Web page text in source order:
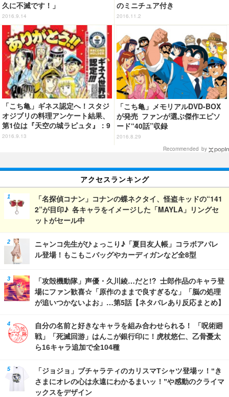
久に不滅です！」
2016.9.14
のミニチュア付き
2016.11.2
「こち亀」ギネス認定へ！スタジ
オジブリの料理アンケート結果、
第1位は『天空の城ラピュタ』：9
月12日記事まとめ
2016.9.13
「こち亀」メモリアルDVD-BOX
が発売 ファンが選ぶ傑作エピソ
ード“40話”収録
2016.8.29
Recommended by
アクセスランキング
「名探偵コナン」コナンの蝶ネクタイ、怪盗キッドの“141
2”が目印♪ 各キャラをイメージした「MAYLA」リングセ
ットがセール中
ニャンコ先生がひょっこり♪「夏目友人帳」コラボアパレ
ル登場！もこもこバッグやカーディガンなど全8型
「攻殻機動隊」声優・久川綾…だと!? 士郎作品のキャラ登
場にファン歓喜☆「原作のままで良すぎるな」「脳の処理
が追いつかないよお」…第5話【ネタバレあり反応まとめ】
自分の名前と好きなキャラを組み合わせられる！ 「呪術廻
戦」「死滅回游」はんこが銀行印に！虎杖悠仁、乙骨憂太
ら16キャラ追加で全104種
「ジョジョ」ブチャラティのカリスマTシャツ登場ッ！“き
さまにオレの心は永遠にわかるまいッ！”や感動のクライマ
ックスをデザイン